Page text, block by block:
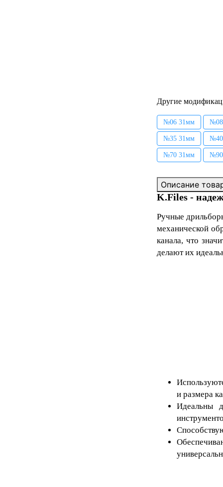
Другие
№06 31мм
№35 31мм
№70 31мм
Описание
K.Files -
Ручные
механической
канала, что
делают их
и размера
Идеальны